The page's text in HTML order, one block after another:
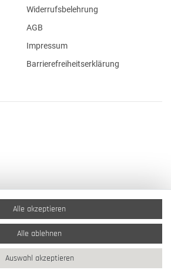
Widerrufsbelehrung
AGB
Impressum
Barrierefreiheitserklärung
Alle akzeptieren
Alle ablehnen
Auswahl akzeptieren